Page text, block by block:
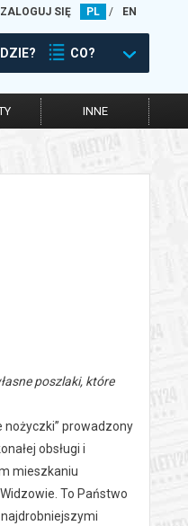
ZALOGUJ SIĘ PL / EN
CO?
INNE
poszlaki, które
nożyczki” prowadzony
obsługi i
mieszkaniu
To Państwo